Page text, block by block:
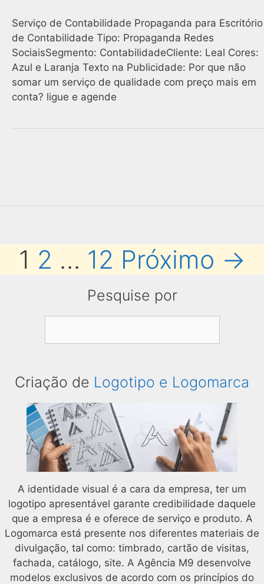
Serviço de Contabilidade Propaganda para Escritório
de Contabilidade Tipo: Propaganda Redes
SociaisSegmento: ContabilidadeCliente: Leal Cores:
Azul e Laranja Texto na Publicidade: Por que não
somar um serviço de qualidade com preço mais em
conta? ligue e agende
Navegação
de
post
1 2 … 12 Próximo →
Pesquise por
Criação de Logotipo e Logomarca
A identidade visual é a cara da empresa, ter um
logotipo apresentável garante credibilidade daquele
que a empresa é e oferece de serviço e produto. A
Logomarca está presente nos diferentes materiais de
divulgação, tal como: timbrado, cartão de visitas,
fachada, catálogo, site. A Agência M9 desenvolve
modelos exclusivos de acordo com os princípios do